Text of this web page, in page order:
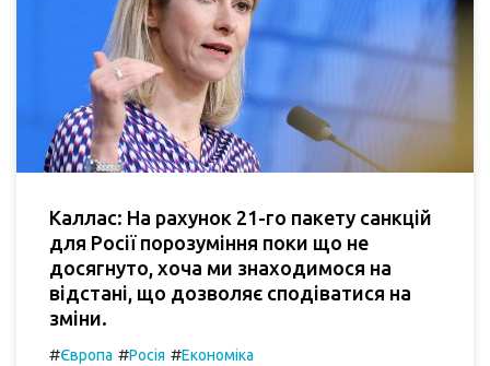
Каллас: На рахунок 21-го пакету санкцій
для Росії порозуміння поки що не
досягнуто, хоча ми знаходимося на
відстані, що дозволяє сподіватися на
зміни.
#Європа #Росія #Економіка